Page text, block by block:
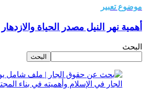
موضوع تعبير
أهمية نهر النيل مصدر الحياة والازدهار
البحث
البحث